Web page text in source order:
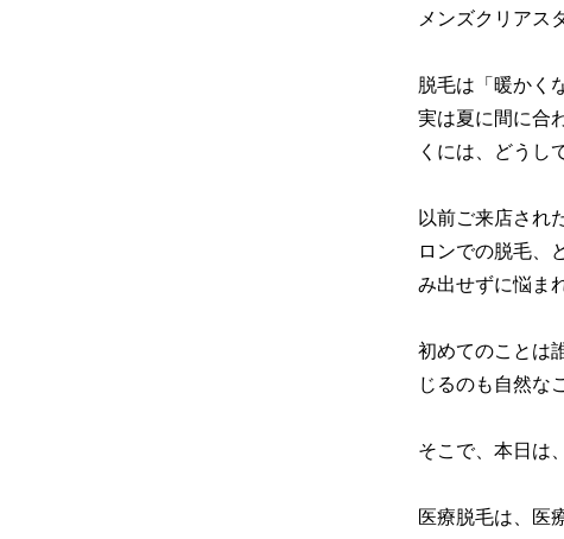
メンズクリアス
脱毛は「暖かく
実は夏に間に合
くには、どうし
以前ご来店され
ロンでの脱毛、
み出せずに悩ま
初めてのことは
じるのも自然な
そこで、本日は
医療脱毛は、医